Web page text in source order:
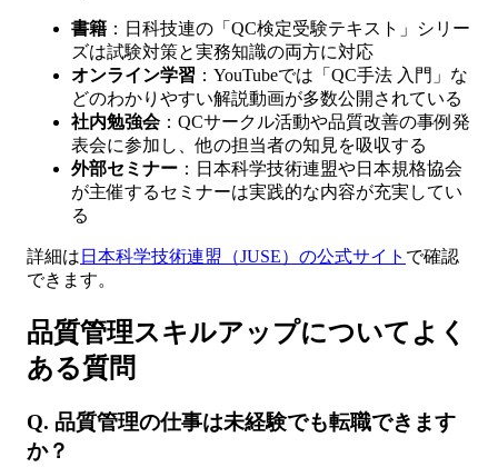
書籍 ：日科技連の「QC検定受験テキスト」シリー
ズは試験対策と実務知識の両方に対応
オンライン学習 ：YouTubeでは「QC手法 入門」な
どのわかりやすい解説動画が多数公開されている
社内勉強会：QCサークル活動や品質改善の事例発
表会に参加し、他の担当者の知見を吸収する
外部セミナー ：日本科学技術連盟や日本規格協会
が主催するセミナーは実践的な内容が充実してい
る
詳細は 日本科学技術連盟（JUSE）の公式サイト で確認
できます。
品質管理スキルアップについてよく
ある質問
Q. 品質管理の仕事は未経験でも転職できます
か？